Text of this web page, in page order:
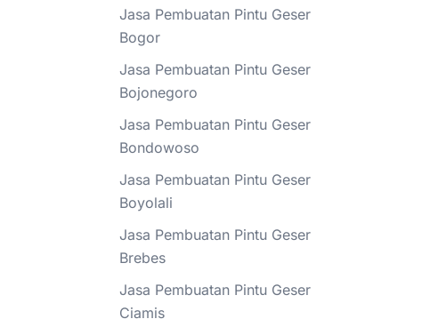
Jasa Pembuatan Pintu Geser
Bogor
Jasa Pembuatan Pintu Geser
Bojonegoro
Jasa Pembuatan Pintu Geser
Bondowoso
Jasa Pembuatan Pintu Geser
Boyolali
Jasa Pembuatan Pintu Geser
Brebes
Jasa Pembuatan Pintu Geser
Ciamis